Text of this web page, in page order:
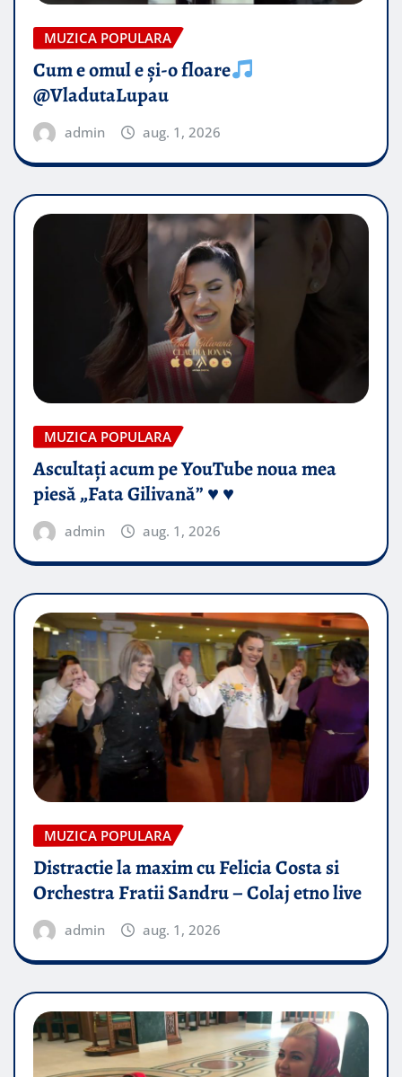
MUZICA POPULARA
Cum e omul e și-o floare
@VladutaLupau
admin aug. 1, 2026
MUZICA POPULARA
Ascultați acum pe YouTube noua mea
piesă „Fata Gilivană” ♥️ ♥️
admin aug. 1, 2026
MUZICA POPULARA
Distractie la maxim cu Felicia Costa si
Orchestra Fratii Sandru – Colaj etno live
admin aug. 1, 2026